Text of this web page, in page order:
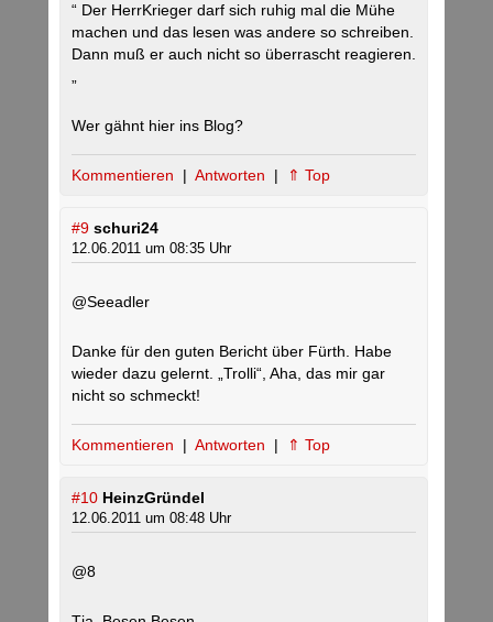
“ Der HerrKrieger darf sich ruhig mal die Mühe
machen und das lesen was andere so schreiben.
Dann muß er auch nicht so überrascht reagieren.
Wer gähnt hier ins Blog?
Kommentieren | Antworten | ⇑ Top
#9 schuri24
12.06.2011 um 08:35 Uhr
@Seeadler
Danke für den guten Bericht über Fürth. Habe
wieder dazu gelernt. „Trolli“, Aha, das mir gar
nicht so schmeckt!
Kommentieren | Antworten | ⇑ Top
#10 HeinzGründel
12.06.2011 um 08:48 Uhr
@8